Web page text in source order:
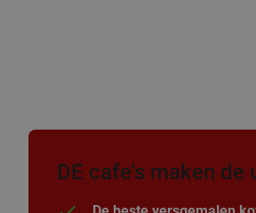
DE cafe's maken